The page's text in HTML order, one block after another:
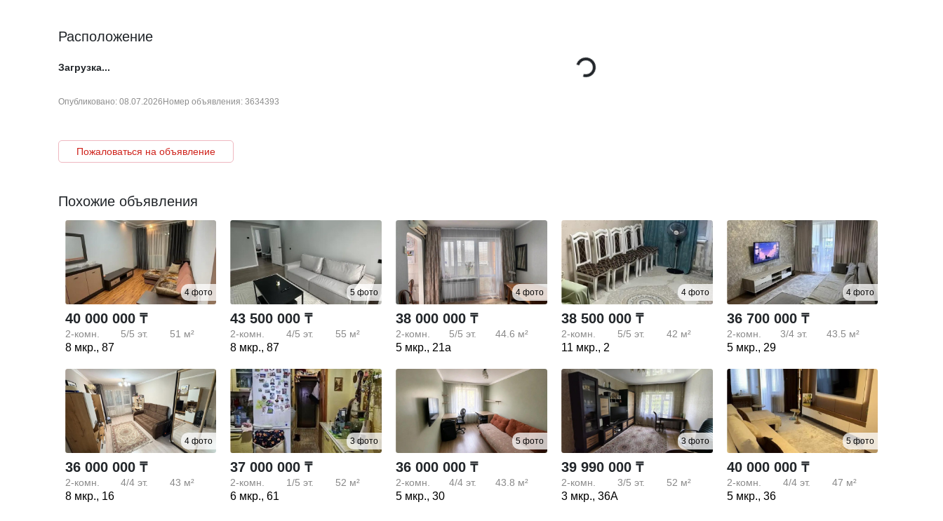
Расположение
Загрузка...
Опубликовано: 08.07.2026 Номер объявления: 3634393
Пожаловаться на объявление
Похожие объявления
4 фото
40 000 000 ₸
2-комн. 5/5 эт. 51 м²
8 мкр., 87
5 фото
43 500 000 ₸
2-комн. 4/5 эт. 55 м²
8 мкр., 87
4 фото
38 000 000 ₸
2-комн. 5/5 эт. 44.6 м²
5 мкр., 21а
4 фото
38 500 000 ₸
2-комн. 5/5 эт. 42 м²
11 мкр., 2
4 фото
36 700 000 ₸
2-комн. 3/4 эт. 43.5 м²
5 мкр., 29
4 фото
36 000 000 ₸
2-комн. 4/4 эт. 43 м²
8 мкр., 16
3 фото
37 000 000 ₸
2-комн. 1/5 эт. 52 м²
6 мкр., 61
5 фото
36 000 000 ₸
2-комн. 4/4 эт. 43.8 м²
5 мкр., 30
3 фото
39 990 000 ₸
2-комн. 3/5 эт. 52 м²
3 мкр., 36А
5 фото
40 000 000 ₸
2-комн. 4/4 эт. 47 м²
5 мкр., 36